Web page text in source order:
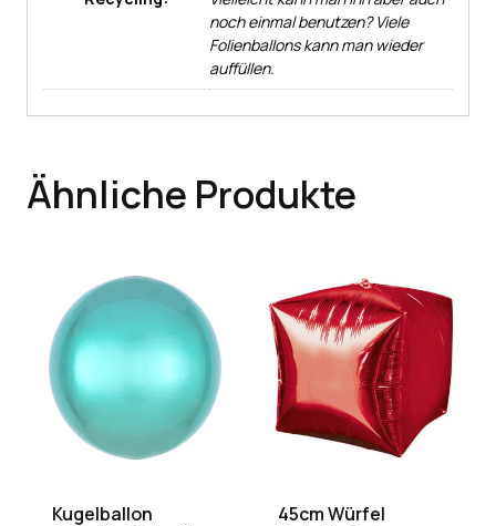
noch einmal benutzen? Viele
Folienballons kann man wieder
auffüllen.
Ähnliche Produkte
Kugelballon
45cm Würfel